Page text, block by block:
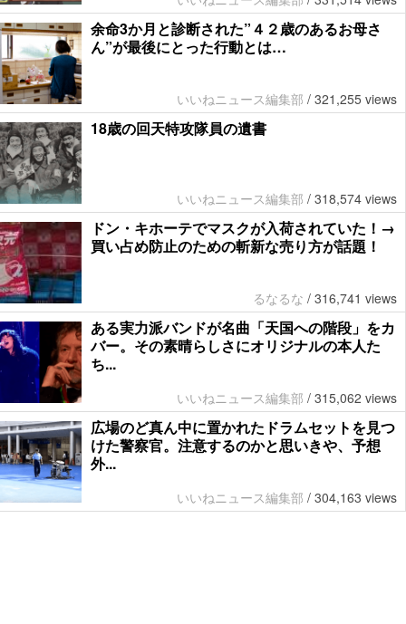
余命3か月と診断された”４２歳のあるお母さ
ん”が最後にとった行動とは…
いいねニュース編集部 / 321,255 views
18歳の回天特攻隊員の遺書
いいねニュース編集部 / 318,574 views
ドン・キホーテでマスクが入荷されていた！→
買い占め防止のための斬新な売り方が話題！
るなるな / 316,741 views
ある実力派バンドが名曲「天国への階段」をカ
バー。その素晴らしさにオリジナルの本人た
ち...
いいねニュース編集部 / 315,062 views
広場のど真ん中に置かれたドラムセットを見つ
けた警察官。注意するのかと思いきや、予想
外...
いいねニュース編集部 / 304,163 views